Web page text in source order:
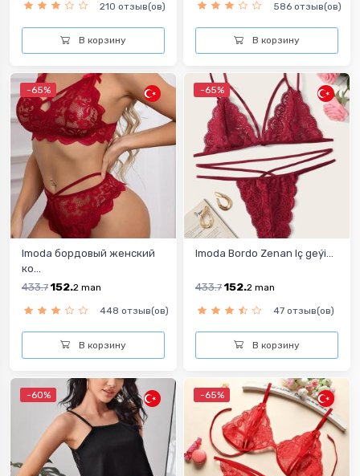
210 отзыв(ов)
В корзину
586 отзыв(ов)
В корзину
-65%
Imoda бордовый женский
ко...
433.7 152.2 man
448 отзыв(ов)
В корзину
-65%
Imoda Bordo Zenan Iç geýi...
433.7 152.2 man
47 отзыв(ов)
В корзину
-60% -65%